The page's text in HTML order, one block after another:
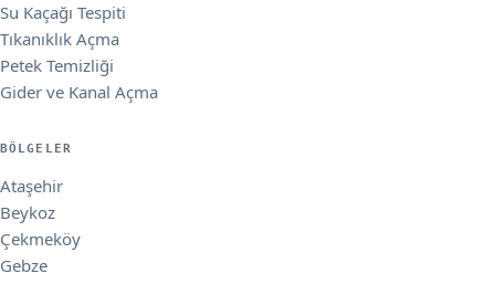
Su Kaçağı Tespiti
Tıkanıklık Açma
Petek Temizliği
Gider ve Kanal Açma
BÖLGELER
Ataşehir
Beykoz
Çekmeköy
Gebze